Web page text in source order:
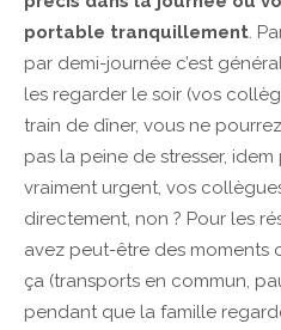
portable tranquillement.
par demi-journée c’est
les regarder le soir (vos
train de dîner, vous ne
pas la peine de stresser, idem
vraiment urgent, vos
directement, non ? Pour les
avez peut-être des moments
ça (transports en commun,
pendant que la famille